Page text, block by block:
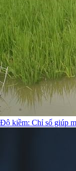
Độ kiềm: Chỉ số giúp